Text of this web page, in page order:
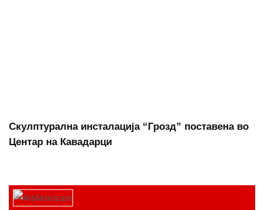
Скулптурална инсталација “Грозд” поставена во
Центар на Кавадарци